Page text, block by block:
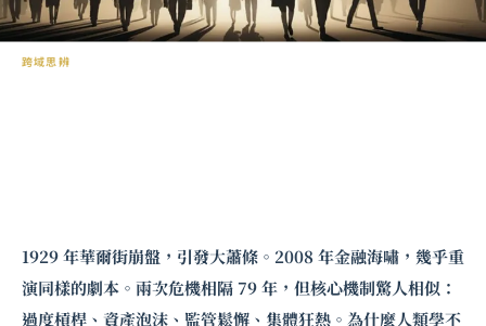
跨域思辨
1929 年華爾街崩盤，引發大蕭條。2008 年金融海嘯，幾乎重
演同樣的劇本。兩次危機相隔 79 年，但核心機制驚人相似：
過度槓桿、資產泡沫、監管鬆懈、集體狂熱。為什麼人類學不